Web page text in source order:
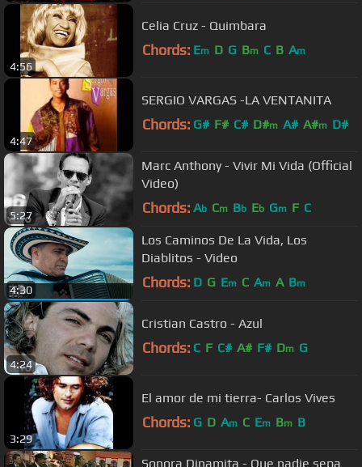
4:56
Celia Cruz - Quimbara
Chords: Em D G Bm C B Am
4:47
SERGIO VARGAS -LA VENTANITA
Chords: G# F# C# D#m A# A#m D#
5:27
Marc Anthony - Vivir Mi Vida (Official
Video)
Chords: Ab Cm Bb Eb Gm F C
4:30
Los Caminos De La Vida, Los
Diablitos - Video
Chords: D G Em C Am A Bm
4:24
Cristian Castro - Azul
Chords: C F C# A# F# Dm G
3:29
El amor de mi tierra- Carlos Vives
Chords: G D Am C Em Bm B
Sonora Dinamita - Que nadie sepa